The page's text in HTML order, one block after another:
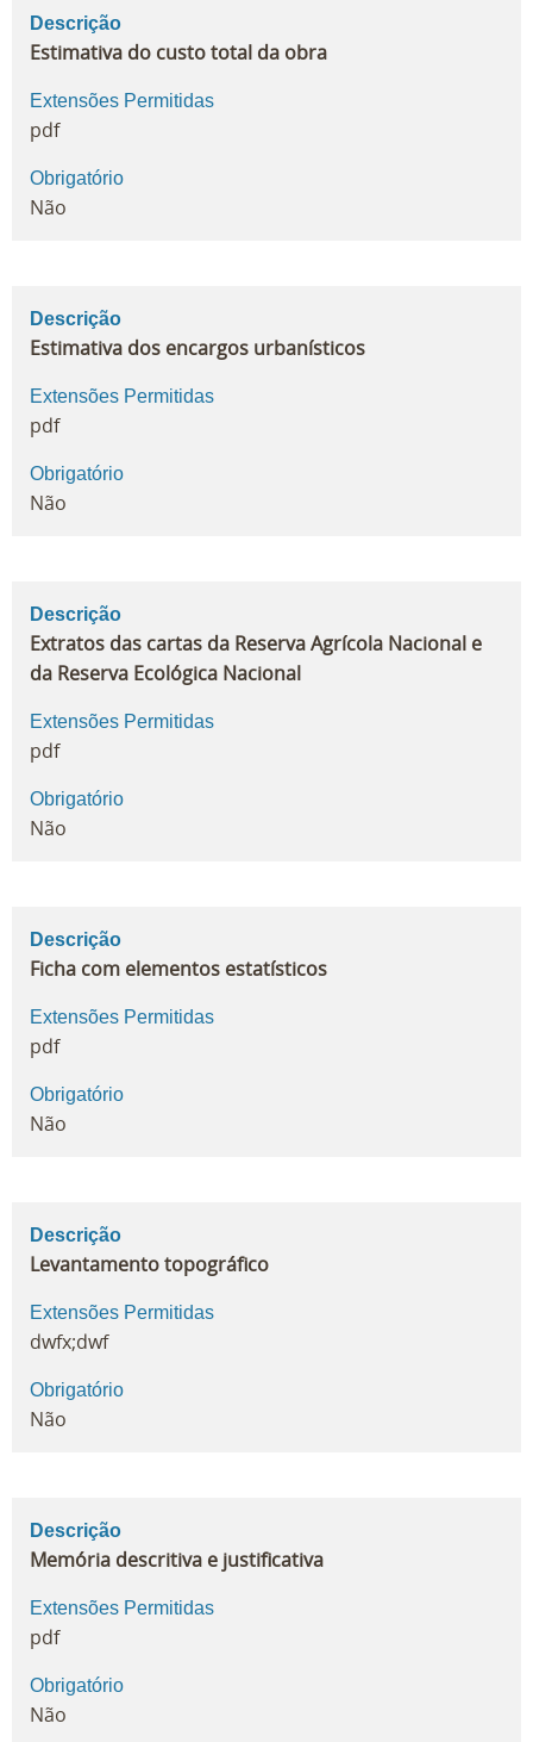
Descrição
Estimativa do custo total da obra
Extensões Permitidas
pdf
Obrigatório
Não
Descrição
Estimativa dos encargos urbanísticos
Extensões Permitidas
pdf
Obrigatório
Não
Descrição
Extratos das cartas da Reserva Agrícola Nacional e
da Reserva Ecológica Nacional
Extensões Permitidas
pdf
Obrigatório
Não
Descrição
Ficha com elementos estatísticos
Extensões Permitidas
pdf
Obrigatório
Não
Descrição
Levantamento topográfico
Extensões Permitidas
dwfx;dwf
Obrigatório
Não
Descrição
Memória descritiva e justificativa
Extensões Permitidas
pdf
Obrigatório
Não